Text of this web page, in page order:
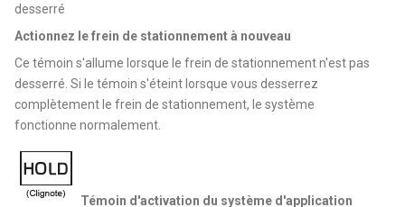
desserré
Actionnez le frein de stationnement à nouveau
Ce témoin s'allume lorsque le frein de stationnement n'est pas
desserré. Si le témoin s'éteint lorsque vous desserrez
complètement le frein de stationnement, le système
fonctionne normalement.
Témoin d'activation du système d'application